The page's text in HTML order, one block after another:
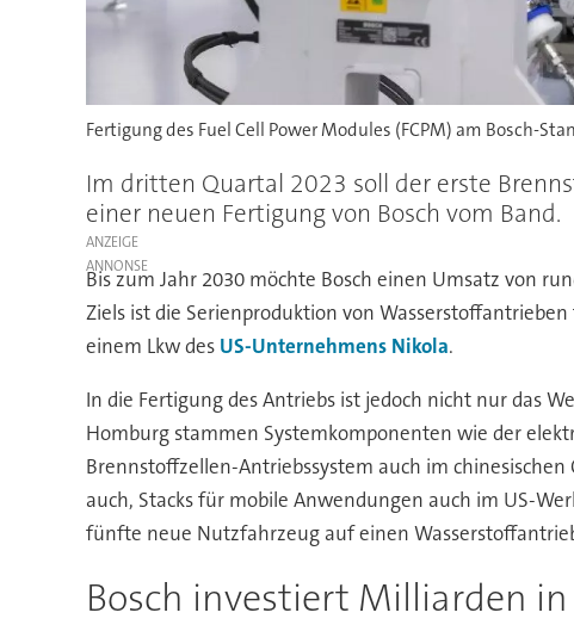
Fertigung des Fuel Cell Power Modules (FCPM) am Bosch-
Im dritten Quartal 2023 soll der erste
einer neuen Fertigung von Bosch vom Band.
ANZEIGE
Bis zum Jahr 2030 möchte Bosch einen Umsatz von
Ziels ist die Serienproduktion von
einem Lkw des US-Unternehmens Nikola.
In die Fertigung des Antriebs ist jedoch nicht nur das
Homburg stammen Systemkomponenten wie der
Brennstoffzellen-Antriebssystem auch im
auch, Stacks für mobile Anwendungen auch im US-
fünfte neue Nutzfahrzeug auf einen
Bosch investiert Milliarden